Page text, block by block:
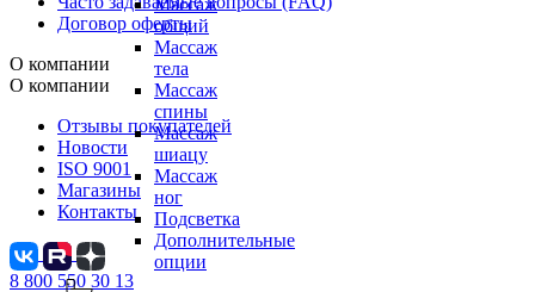
Массаж
общий
Массаж
тела
Массаж
спины
Массаж
шиацу
Массаж
ног
Подсветка
Дополнительные
опции
Договор оферты
О компании
О компании
Отзывы покупателей
Новости
ISO 9001
Магазины
Контакты
8 800 550 30 13